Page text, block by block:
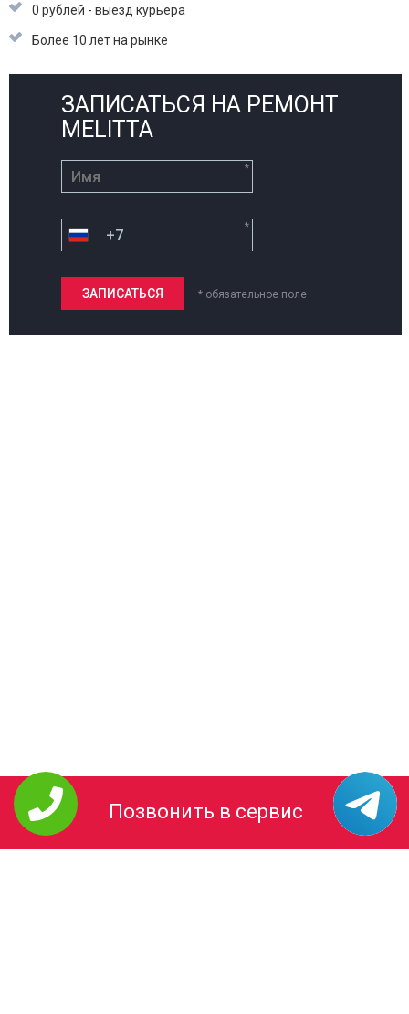
0 рублей - выезд курьера
Более 10 лет на рынке
ЗАПИСАТЬСЯ НА РЕМОНТ
MELITTA
*
*
* обязательное поле
Позвонить в сервис